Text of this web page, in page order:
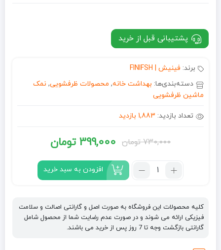
پشتیبانی قبل از خرید
برند: فینیش | FINIFSH
دسته‌بندی‌ها: بهداشت خانه, محصولات ظرفشویی, نمک
ماشین ظرفشویی
تعداد بازدید: 1,883 بازدید
730,000 تومان
قیمت
اصلی:
730,000 تومان
399,000 تومان
قیمت
فعلی:
399,000 تومان.
تعداد:
ظرفشویی
فینیش
FINISH
افزودن به سبد خرید
کلیه محصولات این فروشگاه به صورت اصل و گارانتی اصالت و سلامت
فیزیکی ارائه می شوند و در صورت عدم رضایت شما از محصول شامل
گارانتی بازگشت وجه تا 7 روز پس از خرید می باشند.